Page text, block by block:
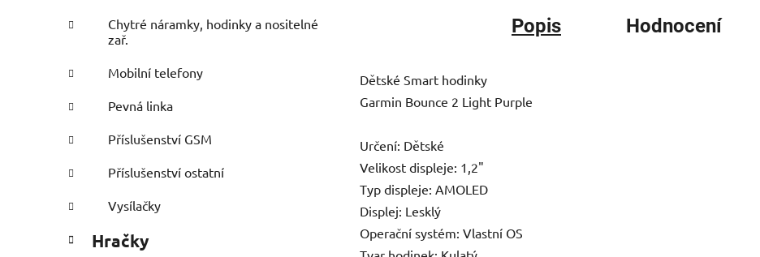
Chytré náramky, hodinky a nositelné
zař.
Mobilní telefony
Pevná linka
Příslušenství GSM
Příslušenství ostatní
Vysílačky
Hračky
Popis Hodnocení
Dětské Smart hodinky
Garmin Bounce 2 Light Purple
Určení: Dětské
Velikost displeje: 1,2"
Typ displeje: AMOLED
Displej: Lesklý
Operační systém: Vlastní OS